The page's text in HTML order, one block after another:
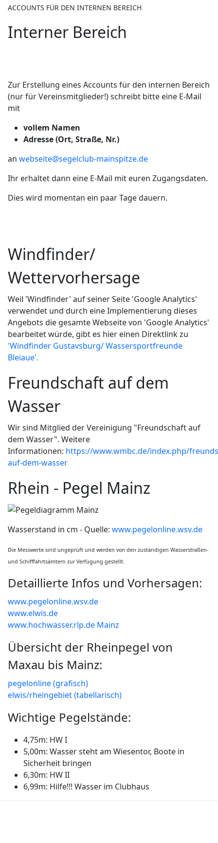
ACCOUNTS FÜR DEN INTERNEN BEREICH
Interner Bereich
Zur Erstellung eines Accounts für den internen Bereich
(nur für Vereinsmitglieder!) schreibt bitte eine E-Mail
mit
vollem Namen
Adresse (Ort, Straße, Nr.)
an webseite@segelclub-mainspitze.de
Ihr erhaltet dann eine E-Mail mit euren Zugangsdaten.
Dies wird momentan ein paar Tage dauern.
Windfinder/
Wettervorhersage
Weil 'Windfinder' auf seiner Seite 'Google Analytics'
verwendet und durch eine Implementierung dieses
Angebots die gesamte Webseite von 'Google Analytics'
bearbeitet würde, gibt es hier einen Direktlink zu
'Windfinder Gustavsburg/ Wassersportfreunde
Bleiaue'.
Freundschaft auf dem
Wasser
Wir sind Mitglied der Vereinigung "Freundschaft auf
dem Wasser". Weitere
Informationen: https://www.wmbc.de/index.php/
auf-dem-wasser
Rhein - Pegel Mainz
Wasserstand in cm - Quelle: www.pegelonline.wsv.de
Die Messwerte sind ungeprüft und werden von den zuständigen Wasserstraßen-
und Schifffahrtsämtern zur Verfügung gestellt.
Detaillierte Infos und Vorhersagen:
www.pegelonline.wsv.de
www.elwis.de
www.hochwasser.rlp.de Mainz
Übersicht der Rheinpegel von
Maxau bis Mainz:
pegelonline (grafisch)
elwis/rheingebiet (tabellarisch)
Wichtige Pegelstände:
4,75m: HW I
5,00m: Wasser steht am Wiesentor, Boote in
Sicherheit bringen
6,30m: HW II
6,99m: Hilfe!!! Wasser im Clubhaus